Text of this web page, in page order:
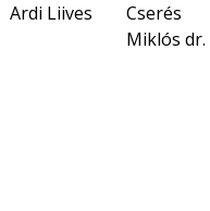
Ardi Liives
Cserés
Miklós dr.